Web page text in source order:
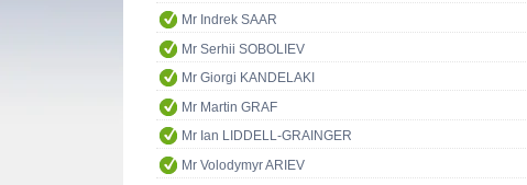
Mr Indrek SAAR
Mr Serhii SOBOLIEV
Mr Giorgi KANDELAKI
Mr Martin GRAF
Mr Ian LIDDELL-GRAINGER
Mr Volodymyr ARIEV